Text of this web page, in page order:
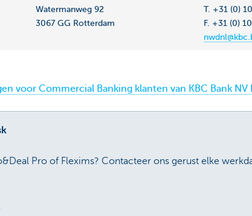
Watermanweg 92
3067 GG Rotterdam
T. +31 (0)
F. +31 (0)
voor Commercial Banking klanten van KBC Bank NV
Pro of Flexims? Contacteer ons gerust elke